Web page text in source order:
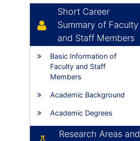
Short Career
Summary of Faculty
and Staff Members
Basic Information of
Faculty and Staff
Members
Academic Background
Academic Degrees
Research Areas and